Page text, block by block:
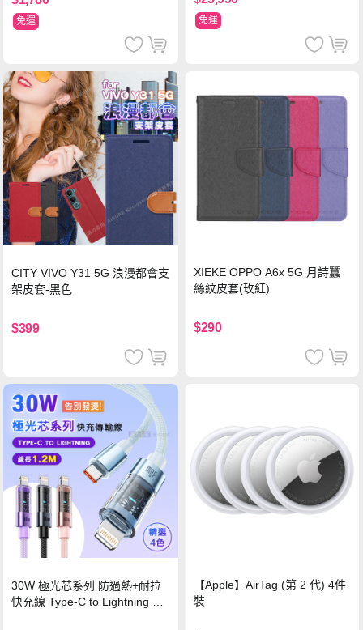
免運 免運
CITY VIVO Y31 5G 浪漫都會支
架皮套-黑色
$399
XIEKE OPPO A6x 5G 月詩蠶
絲紋皮套(玫紅)
$290
30W 極光芯系列 防過熱+耐拉
快充線 Type-C to Lightning 傳
【Apple】AirTag (第 2 代) 4件
裝